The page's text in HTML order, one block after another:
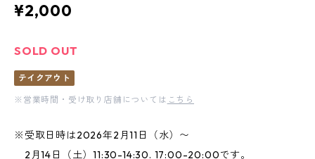
¥2,000
SOLD OUT
テイクアウト
※営業時間・受け取り店舗については こちら
※受取日時は2026年2月11日（水）〜
2月14日（土）11:30-14:30. 17:00-20:00です。